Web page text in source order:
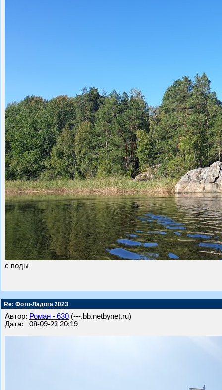
с воды
Re: Фото-Ладога 2023
Автор: Роман - 630 (---.bb.netbynet.ru)
Дата: 08-09-23 20:19